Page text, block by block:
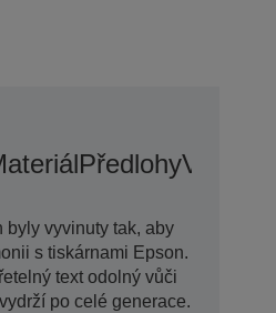
Předlohy
byly vyvinuty tak, aby
s tiskárnami Epson.
text odolný vůči
po celé generace.